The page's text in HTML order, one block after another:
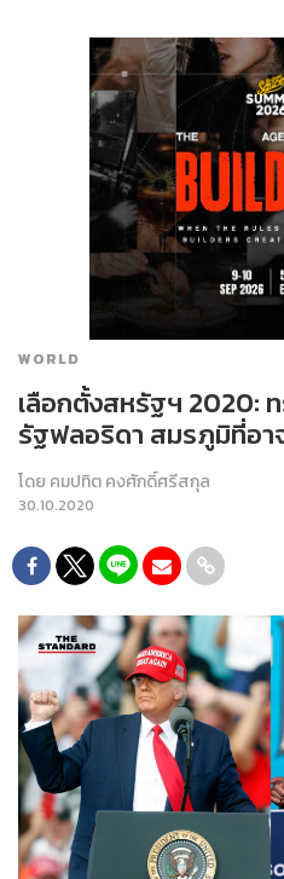
WORLD
เลือกตั้งสหรัฐฯ 2020:
รัฐฟลอริดา สมรภูมิที่อา
โดย คมปทิต คงศักดิ์ศรีสกุล
30.10.2020